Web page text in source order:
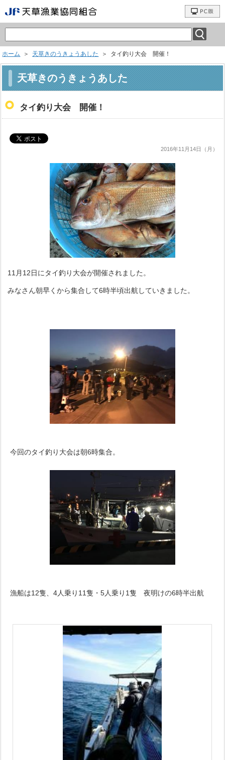
ホーム ＞ 天草きのうきょうあした ＞ タイ釣り大会 開催！
天草きのうきょうあした
タイ釣り大会 開催！
2016年11月14日（月）
11月12日にタイ釣り大会が開催されました。
みなさん朝早くから集合して6時半頃出航していきました。
今回のタイ釣り大会は朝6時集合。
漁船は12隻、4人乗り11隻・5人乗り1隻 夜明けの6時半出航